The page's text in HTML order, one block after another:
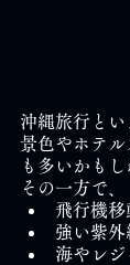
沖縄旅行と
景色やホテ
も多いかもし
その一方で、
飛行機移
強い紫外
海やレジ